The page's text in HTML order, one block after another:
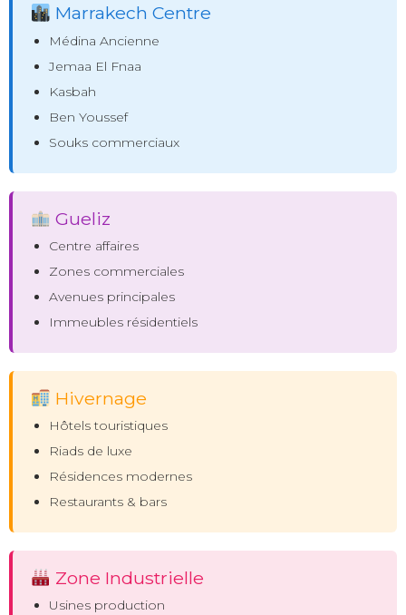
Marrakech Centre
Médina Ancienne
Jemaa El Fnaa
Kasbah
Ben Youssef
Souks commerciaux
Gueliz
Centre affaires
Zones commerciales
Avenues principales
Immeubles résidentiels
Hivernage
Hôtels touristiques
Riads de luxe
Résidences modernes
Restaurants & bars
Zone Industrielle
Usines production